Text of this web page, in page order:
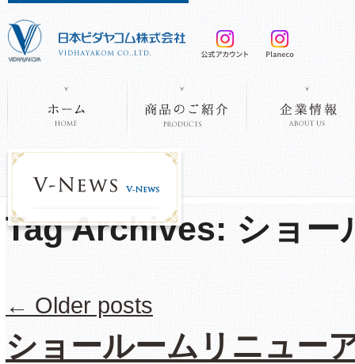
Tag Archives: ショー
← Older posts
ショールームリニュー